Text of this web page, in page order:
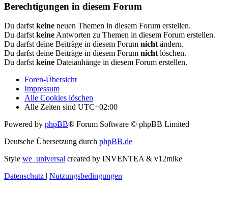
Berechtigungen in diesem Forum
Du darfst keine neuen Themen in diesem Forum erstellen.
Du darfst keine Antworten zu Themen in diesem Forum erstellen.
Du darfst deine Beiträge in diesem Forum nicht ändern.
Du darfst deine Beiträge in diesem Forum nicht löschen.
Du darfst keine Dateianhänge in diesem Forum erstellen.
Foren-Übersicht
Impressum
Alle Cookies löschen
Alle Zeiten sind UTC+02:00
Powered by phpBB® Forum Software © phpBB Limited
Deutsche Übersetzung durch phpBB.de
Style we_universal created by INVENTEA & v12mike
Datenschutz | Nutzungsbedingungen